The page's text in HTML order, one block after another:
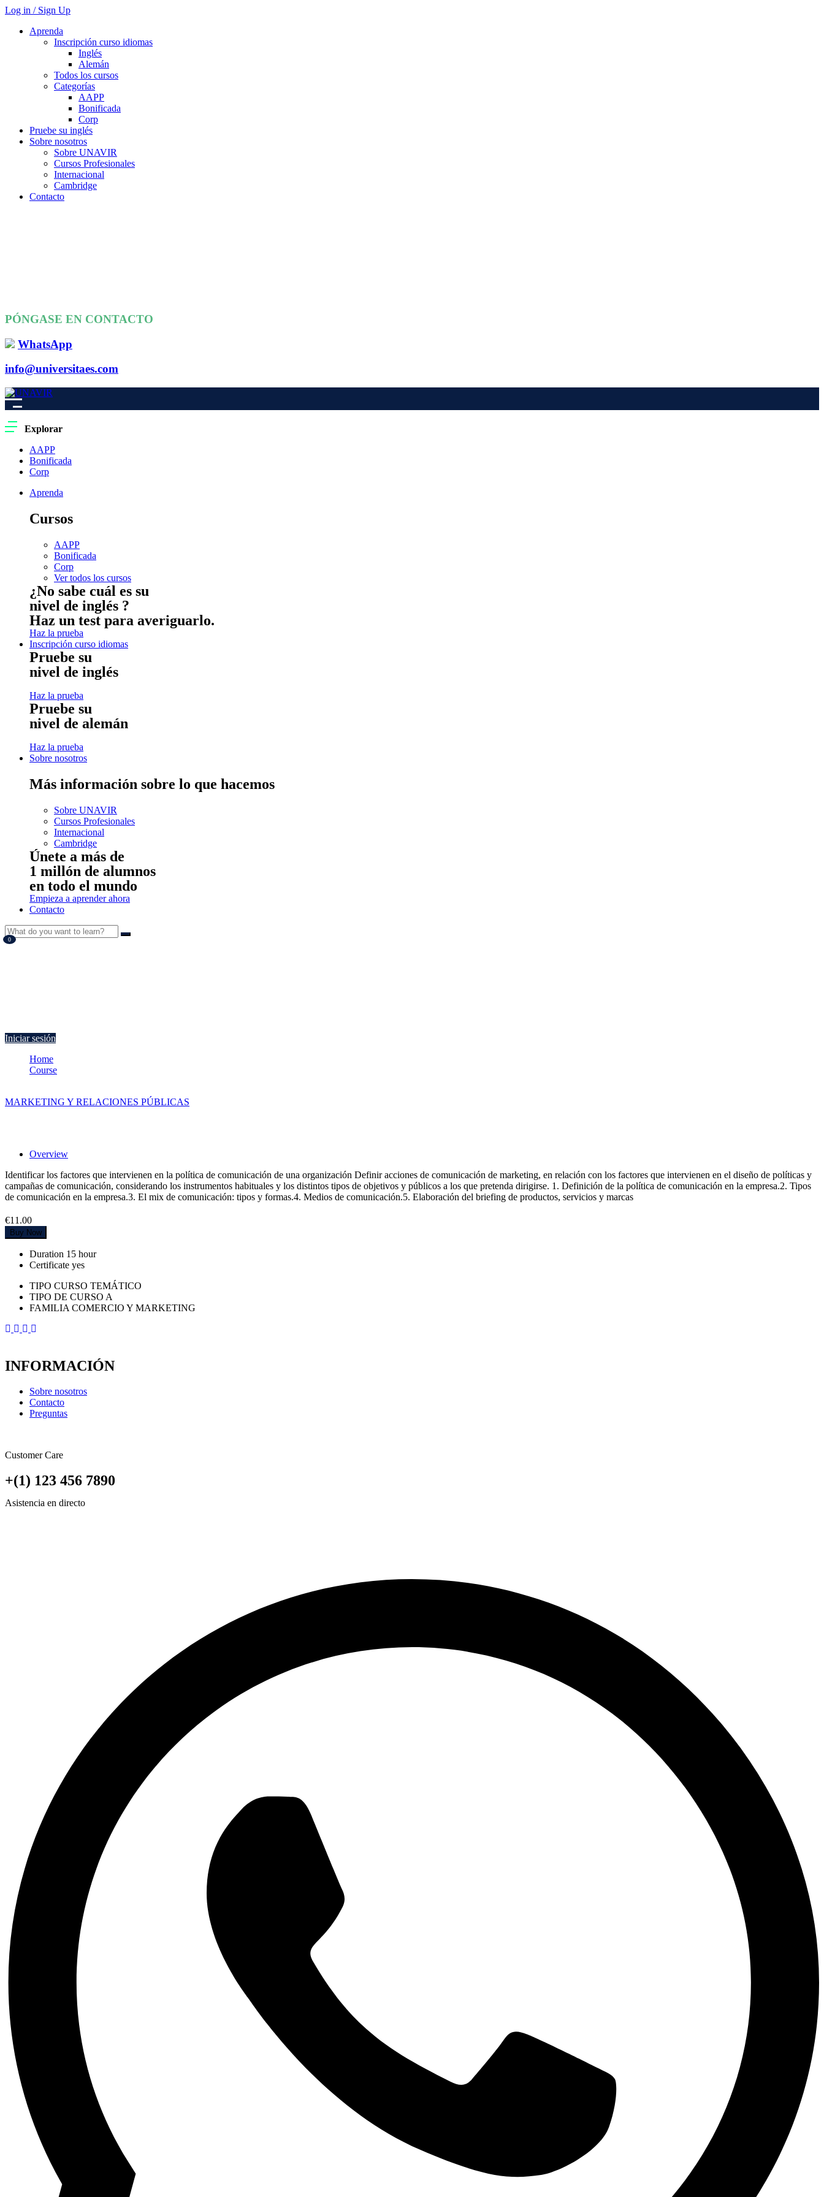
Log in / Sign Up
Aprenda
Inscripción curso idiomas
Inglés
Alemán
Todos los cursos
Categorías
AAPP
Bonificada
Corp
Pruebe su inglés
Sobre nosotros
Sobre UNAVIR
Cursos Profesionales
Internacional
Cambridge
Contacto
PÓNGASE EN CONTACTO
WhatsApp
info@universitaes.com
Explorar
AAPP
Bonificada
Corp
Aprenda
Cursos
AAPP
Bonificada
Corp
Ver todos los cursos
¿No sabe cuál es su
nivel de inglés ?
Haz un test para averiguarlo.
Haz la prueba
Inscripción curso idiomas
Pruebe su
nivel de inglés
Haz la prueba
Pruebe su
nivel de alemán
Haz la prueba
Sobre nosotros
Más información sobre lo que hacemos
Sobre UNAVIR
Cursos Profesionales
Internacional
Cambridge
Únete a más de
1 millón de alumnos
en todo el mundo
Empieza a aprender ahora
Contacto
0
Iniciar sesión
Home
Course
MARKETING Y RELACIONES PÚBLICAS
Overview
Identificar los factores que intervienen en la política de comunicación de una organización Definir acciones de comunicación de marketing, en relación con los factores que intervienen en el diseño de políticas y
campañas de comunicación, considerando los instrumentos habituales y los distintos tipos de objetivos y públicos a los que pretenda dirigirse. 1. Definición de la política de comunicación en la empresa.2. Tipos
de comunicación en la empresa.3. El mix de comunicación: tipos y formas.4. Medios de comunicación.5. Elaboración del briefing de productos, servicios y marcas
€11.00
Buy Now
Duration 15 hour
Certificate yes
TIPO CURSO TEMÁTICO
TIPO DE CURSO A
FAMILIA COMERCIO Y MARKETING
INFORMACIÓN
Sobre nosotros
Contacto
Preguntas
Customer Care
+(1) 123 456 7890
Asistencia en directo